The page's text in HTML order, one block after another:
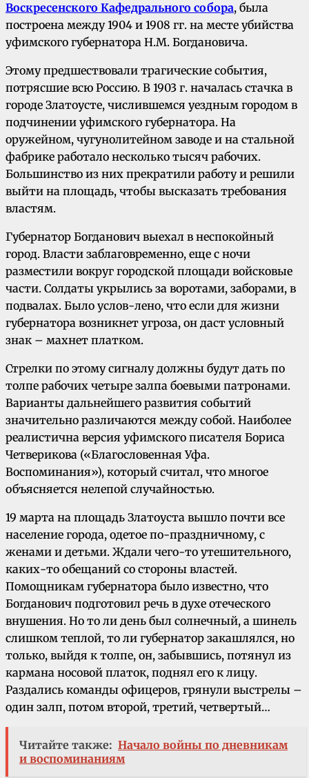
Воскресенского Кафедрального собора, была
построена между 1904 и 1908 гг. на месте убийства
уфимского губернатора Н.М. Богдановича.
Этому предшествовали трагические события,
потрясшие всю Россию. В 1903 г. началась стачка в
городе Златоусте, числившемся уездным городом в
подчинении уфимского губернатора. На
оружейном, чугунолитейном заводе и на стальной
фабрике работало несколько тысяч рабочих.
Большинство из них прекратили работу и решили
выйти на площадь, чтобы высказать требования
властям.
Губернатор Богданович выехал в неспокойный
город. Власти заблаговременно, еще с ночи
разместили вокруг городской площади войсковые
части. Солдаты укрылись за воротами, заборами, в
подвалах. Было услов-лено, что если для жизни
губернатора возникнет угроза, он даст условный
знак – махнет платком.
Стрелки по этому сигналу должны будут дать по
толпе рабочих четыре залпа боевыми патронами.
Варианты дальнейшего развития событий
значительно различаются между собой. Наиболее
реалистична версия уфимского писателя Бориса
Четверикова («Благословенная Уфа.
Воспоминания»), который считал, что многое
объясняется нелепой случайностью.
19 марта на площадь Златоуста вышло почти все
население города, одетое по-праздничному, с
женами и детьми. Ждали чего-то утешительного,
каких-то обещаний со стороны властей.
Помощникам губернатора было известно, что
Богданович подготовил речь в духе отеческого
внушения. Но то ли день был солнечный, а шинель
слишком теплой, то ли губернатор закашлялся, но
только, выйдя к толпе, он, забывшись, потянул из
кармана носовой платок, поднял его к лицу.
Раздались команды офицеров, грянули выстрелы –
один залп, потом второй, третий, четвертый…
Читайте также: Начало войны по дневникам
и воспоминаниям